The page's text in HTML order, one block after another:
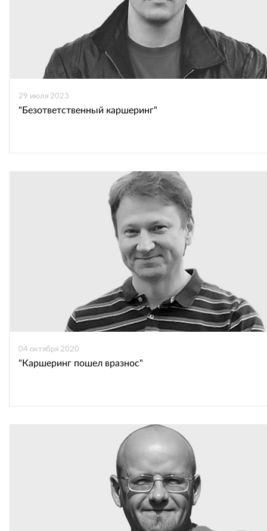
29 июля 2023
"Безответственный каршеринг"
04 октября 2020
"Каршеринг пошел вразнос"